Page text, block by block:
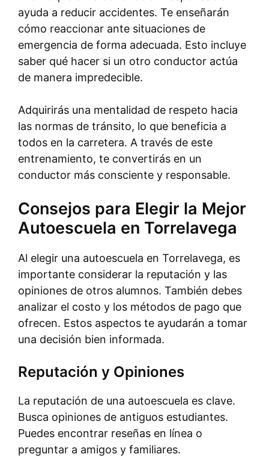
ayuda a reducir accidentes. Te enseñarán
cómo reaccionar ante situaciones de
emergencia de forma adecuada. Esto incluye
saber qué hacer si un otro conductor actúa
de manera impredecible.
Adquirirás una mentalidad de respeto hacia
las normas de tránsito, lo que beneficia a
todos en la carretera. A través de este
entrenamiento, te convertirás en un
conductor más consciente y responsable.
Consejos para Elegir la Mejor
Autoescuela en Torrelavega
Al elegir una autoescuela en Torrelavega, es
importante considerar la reputación y las
opiniones de otros alumnos. También debes
analizar el costo y los métodos de pago que
ofrecen. Estos aspectos te ayudarán a tomar
una decisión bien informada.
Reputación y Opiniones
La reputación de una autoescuela es clave.
Busca opiniones de antiguos estudiantes.
Puedes encontrar reseñas en línea o
preguntar a amigos y familiares.